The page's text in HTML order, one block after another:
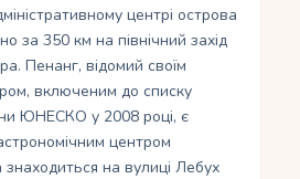
центрі острова
за 350 км на північний захід
Пенанг, відомий своїм
включеним до списку
ЮНЕСКО у 2008 році, є
центром
знаходиться на вулиці Лебух